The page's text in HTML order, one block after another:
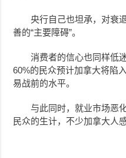
央行自己也坦承，对衰
善的“主要障碍”。
消费者的信心也同样低
60%的民众预计加拿大将陷
易战前的水平。
与此同时，就业市场恶
民众的生计，不少加拿大人